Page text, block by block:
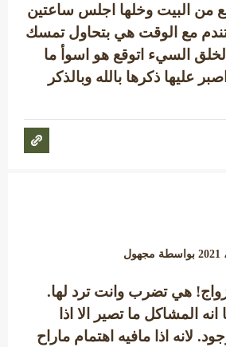
من البيت وخلها اجلس ساعتين
وتندم مع الوقت هي بتحاول تمسك
السيء اتوقع هو اسوأ ما
عليها ذكرها بالله وبالذكر
بواسطة مجهول
هي تضرب وانت ترد لها.
انه المشاكل ما تصير الا اذا
لانه اذا مافيه اهتمام ماراح